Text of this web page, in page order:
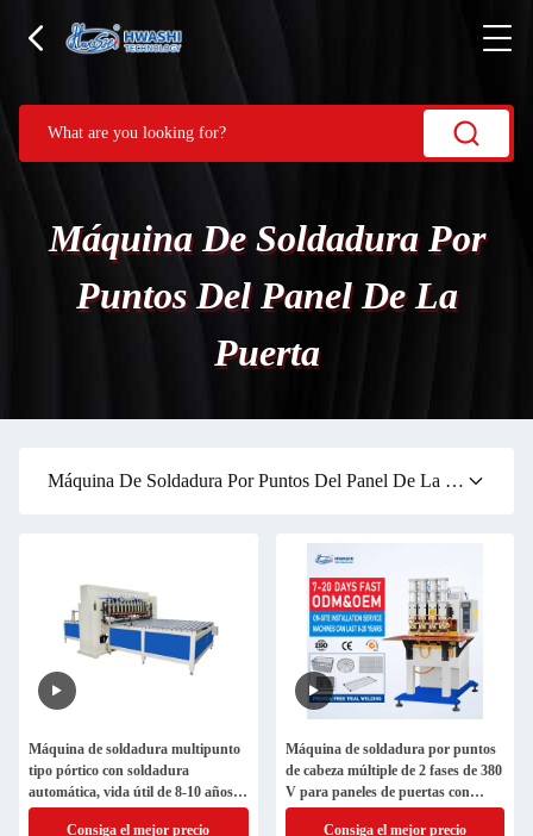
Máquina De Soldadura Por
Puntos Del Panel De La
Puerta
Máquina De Soldadura Por Puntos Del Panel De La Puerta
Máquina de soldadura multipunto
tipo pórtico con soldadura
automática, vida útil de 8-10 años y
certificada CE/CCC/ISO
Consiga el mejor precio
Máquina de soldadura por puntos
de cabeza múltiple de 2 fases de 380
V para paneles de puertas con
espesor de soldadura de 3+3 mm
Consiga el mejor precio